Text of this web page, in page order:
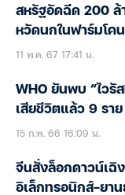
สหรัฐอัดฉีด 200 ล้
หวัดนกในฟาร์มโค
11 พ.ค. 67 17:41 น.
WHO ยันพบ “ไวรั
เสียชีวิตแล้ว 9 ราย
15 ก.พ. 66 16:09 น.
จีนสั่งล็อกดาวน์เฉิ
อิเล็กทรอนิกส์-ยา